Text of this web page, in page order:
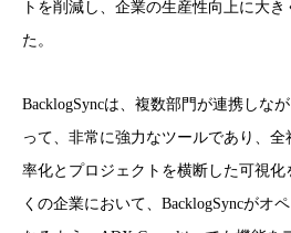
トを削減し、企業の生産性向上に大
た。
BacklogSyncは、複数部門が連携しな
って、非常に強力なツールであり、
率化とプロジェクトを横断した可視
くの企業において、BacklogSyncがオ